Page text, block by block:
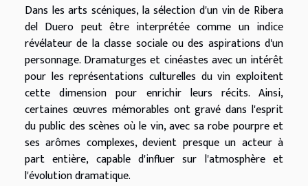
Dans les arts scéniques, la sélection d'un vin de Ribera
del Duero peut être interprétée comme un indice
révélateur de la classe sociale ou des aspirations d'un
personnage. Dramaturges et cinéastes avec un intérêt
pour les représentations culturelles du vin exploitent
cette dimension pour enrichir leurs récits. Ainsi,
certaines œuvres mémorables ont gravé dans l'esprit
du public des scènes où le vin, avec sa robe pourpre et
ses arômes complexes, devient presque un acteur à
part entière, capable d'influer sur l'atmosphère et
l'évolution dramatique.